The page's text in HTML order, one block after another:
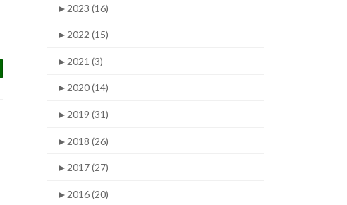
► 2023 (16)
► 2022 (15)
► 2021 (3)
► 2020 (14)
► 2019 (31)
► 2018 (26)
► 2017 (27)
► 2016 (20)